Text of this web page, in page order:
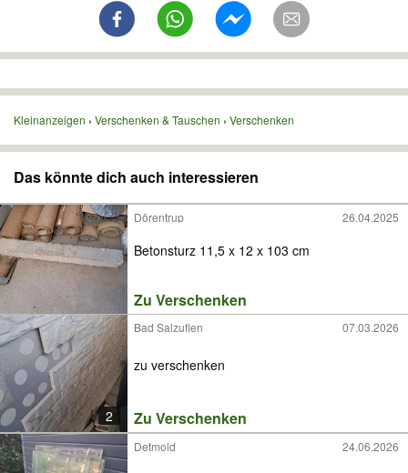
Kleinanzeigen Verschenken & Tauschen Verschenken
Das könnte dich auch interessieren
Dörentrup 26.04.2025
Betonsturz 11,5 x 12 x 103 cm
Zu Verschenken
2
Bad Salzuflen 07.03.2026
zu verschenken
Zu Verschenken
Detmold 24.06.2026